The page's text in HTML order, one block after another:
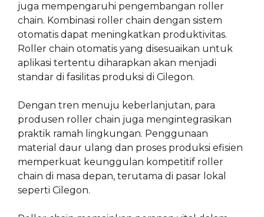
juga mempengaruhi pengembangan roller
chain. Kombinasi roller chain dengan sistem
otomatis dapat meningkatkan produktivitas.
Roller chain otomatis yang disesuaikan untuk
aplikasi tertentu diharapkan akan menjadi
standar di fasilitas produksi di Cilegon.
Dengan tren menuju keberlanjutan, para
produsen roller chain juga mengintegrasikan
praktik ramah lingkungan. Penggunaan
material daur ulang dan proses produksi efisien
memperkuat keunggulan kompetitif roller
chain di masa depan, terutama di pasar lokal
seperti Cilegon.